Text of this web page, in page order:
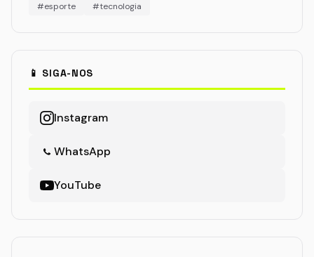
#esporte
#tecnologia
📱 SIGA-NOS
Instagram
WhatsApp
YouTube